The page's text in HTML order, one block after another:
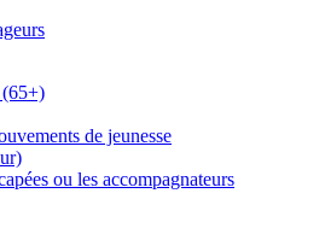
(65+)
de jeunesse
ou les accompagnateurs